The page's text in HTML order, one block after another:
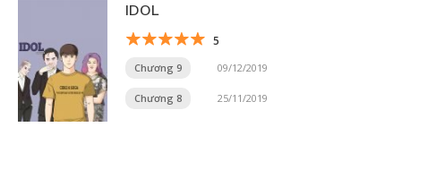
IDOL
5
Chương 9 09/12/2019
Chương 8 25/11/2019